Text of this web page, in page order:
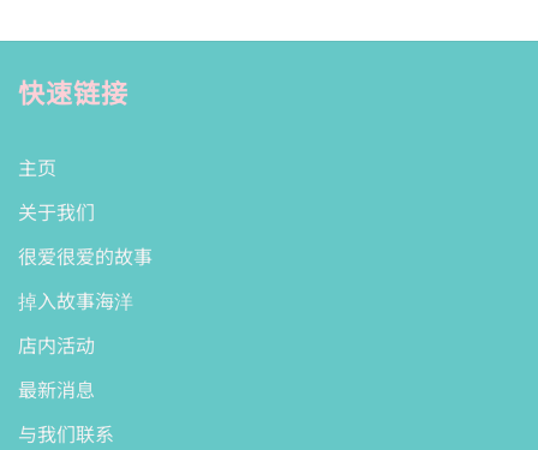
快速链接
主页
关于我们
很爱很爱的故事
掉入故事海洋
店内活动
最新消息
与我们联系